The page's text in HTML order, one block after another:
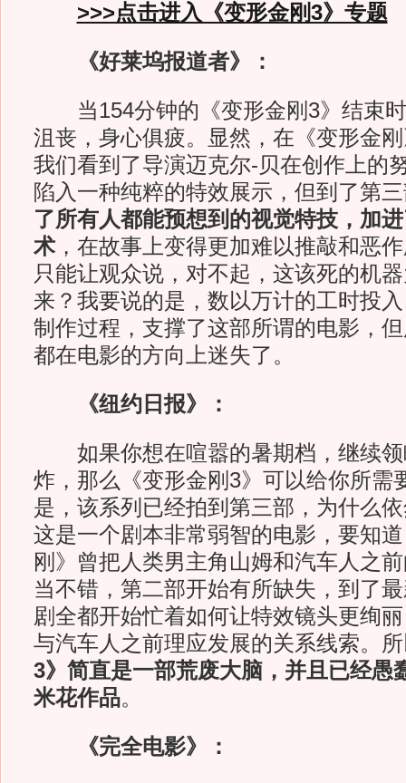
>>>点击进入《变形金刚3》专题
《好莱坞报道者》：
当154分钟的《变形金刚3》结束时
沮丧，身心俱疲。显然，在《变形金
我们看到了导演迈克尔-贝在创作上的
陷入一种纯粹的特效展示，但到了第
了所有人都能预想到的视觉特技，加
术，在故事上变得更加难以推敲和恶
只能让观众说，对不起，这该死的机
来？我要说的是，数以万计的工时投
制作过程，支撑了这部所谓的电影，
都在电影的方向上迷失了。
《纽约日报》：
如果你想在喧嚣的暑期档，继续领
炸，那么《变形金刚3》可以给你所需
是，该系列已经拍到第三部，为什么
这是一个剧本非常弱智的电影，要知
刚》曾把人类男主角山姆和汽车人之
当不错，第二部开始有所缺失，到了
剧全都开始忙着如何让特效镜头更绚
与汽车人之前理应发展的关系线索。
3》简直是一部荒废大脑，并且已经愚
米花作品。
《完全电影》：